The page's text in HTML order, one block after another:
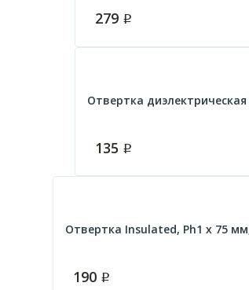
279 Р
Отвертка
135 Р
Отвертка Insulated, Ph1 x 75
190 Р